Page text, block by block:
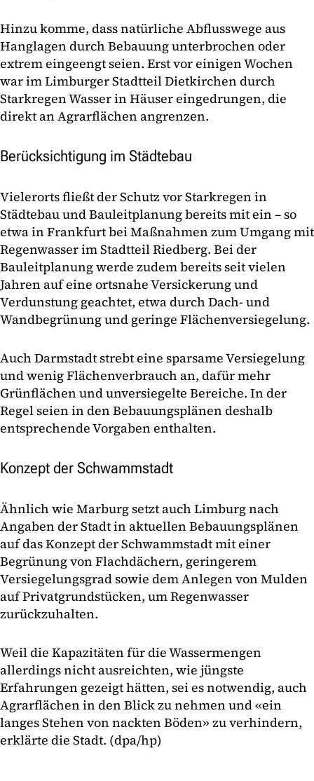
Hinzu komme, dass natürliche Abflusswege aus
Hanglagen durch Bebauung unterbrochen oder
extrem eingeengt seien. Erst vor einigen Wochen
war im Limburger Stadtteil Dietkirchen durch
Starkregen Wasser in Häuser eingedrungen, die
direkt an Agrarflächen angrenzen.
Berücksichtigung im Städtebau
Vielerorts fließt der Schutz vor Starkregen in
Städtebau und Bauleitplanung bereits mit ein – so
etwa in Frankfurt bei Maßnahmen zum Umgang mit
Regenwasser im Stadtteil Riedberg. Bei der
Bauleitplanung werde zudem bereits seit vielen
Jahren auf eine ortsnahe Versickerung und
Verdunstung geachtet, etwa durch Dach- und
Wandbegrünung und geringe Flächenversiegelung.
Auch Darmstadt strebt eine sparsame Versiegelung
und wenig Flächenverbrauch an, dafür mehr
Grünflächen und unversiegelte Bereiche. In der
Regel seien in den Bebauungsplänen deshalb
entsprechende Vorgaben enthalten.
Konzept der Schwammstadt
Ähnlich wie Marburg setzt auch Limburg nach
Angaben der Stadt in aktuellen Bebauungsplänen
auf das Konzept der Schwammstadt mit einer
Begrünung von Flachdächern, geringerem
Versiegelungsgrad sowie dem Anlegen von Mulden
auf Privatgrundstücken, um Regenwasser
zurückzuhalten.
Weil die Kapazitäten für die Wassermengen
allerdings nicht ausreichten, wie jüngste
Erfahrungen gezeigt hätten, sei es notwendig, auch
Agrarflächen in den Blick zu nehmen und «ein
langes Stehen von nackten Böden» zu verhindern,
erklärte die Stadt. (dpa/hp)